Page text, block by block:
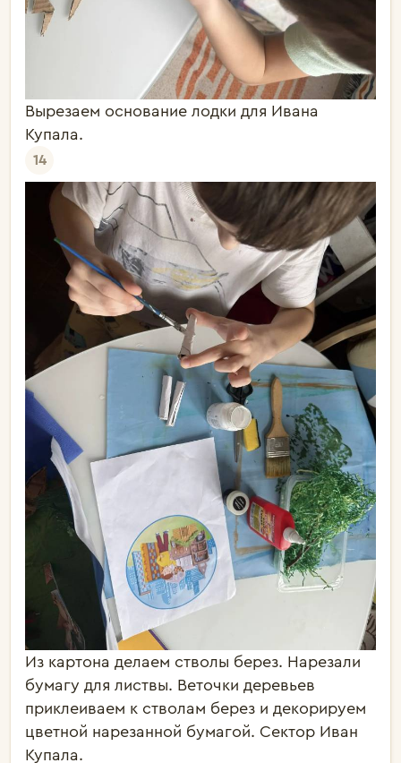
Вырезаем основание лодки для Ивана
Купала.
14
Из картона делаем стволы берез. Нарезали
бумагу для листвы. Веточки деревьев
приклеиваем к стволам берез и декорируем
цветной нарезанной бумагой. Сектор Иван
Купала.